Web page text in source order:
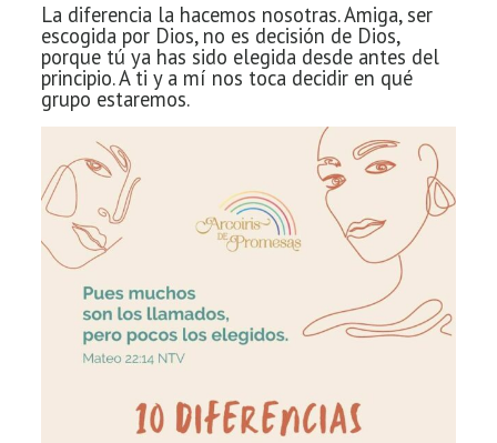
La diferencia la hacemos nosotras. Amiga, ser
escogida por Dios, no es decisión de Dios,
porque tú ya has sido elegida desde antes del
principio. A ti y a mí nos toca decidir en qué
grupo estaremos.